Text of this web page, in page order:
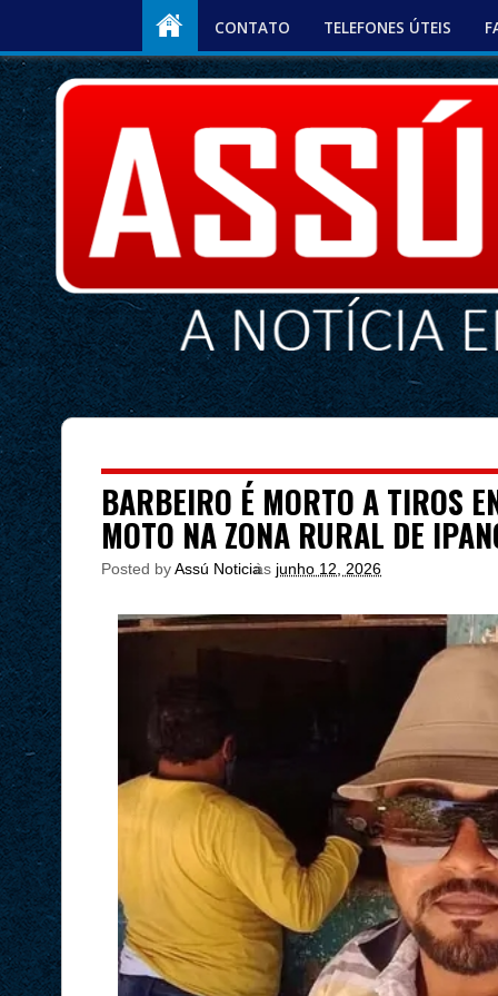
CONTATO TELEFONES ÚTEIS
BARBEIRO É MORTO A TIROS
MOTO NA ZONA RURAL DE
Posted byAssú Noticia
às junho 12, 2026